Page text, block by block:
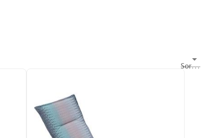
Sortieren nach